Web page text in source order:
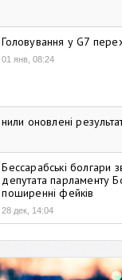
Головування у G7
01 янв, 08:24
оновлені
Бессарабські болгари
депутата парламенту
поширенні фейків
28 дек, 14:04